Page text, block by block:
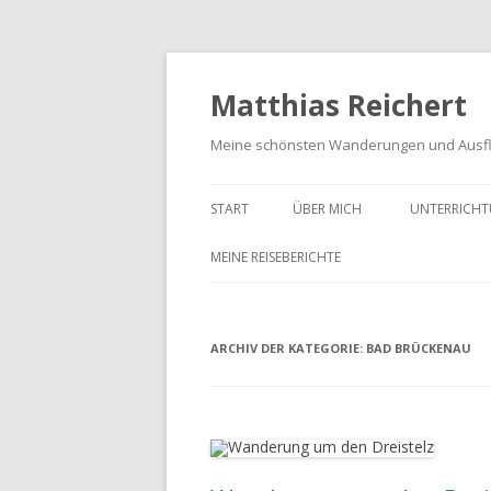
Matthias Reichert
Meine schönsten Wanderungen und
START ÜBER MICH
MEINE REISEBERICHTE
MEIN SCHWARZWALD URLAUB
ARCHIV DER KATEGORIE: BAD BRÜCKENAU